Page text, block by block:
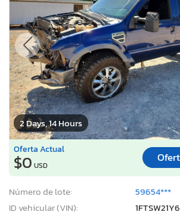
2 Days, 14 Hours
Oferta Actual
$0 USD
Número de lote:
59654***
ID vehicular (VIN):